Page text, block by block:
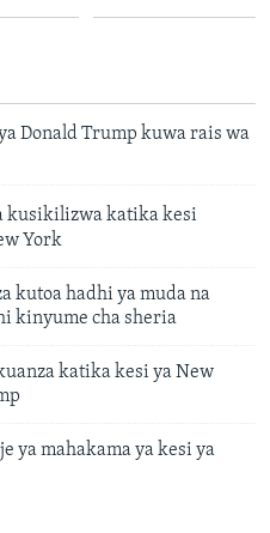
Donald Trump kuwa rais wa
kusikilizwa katika kesi
York
kutoa hadhi ya muda na
kinyume cha sheria
katika kesi ya New
ya mahakama ya kesi ya